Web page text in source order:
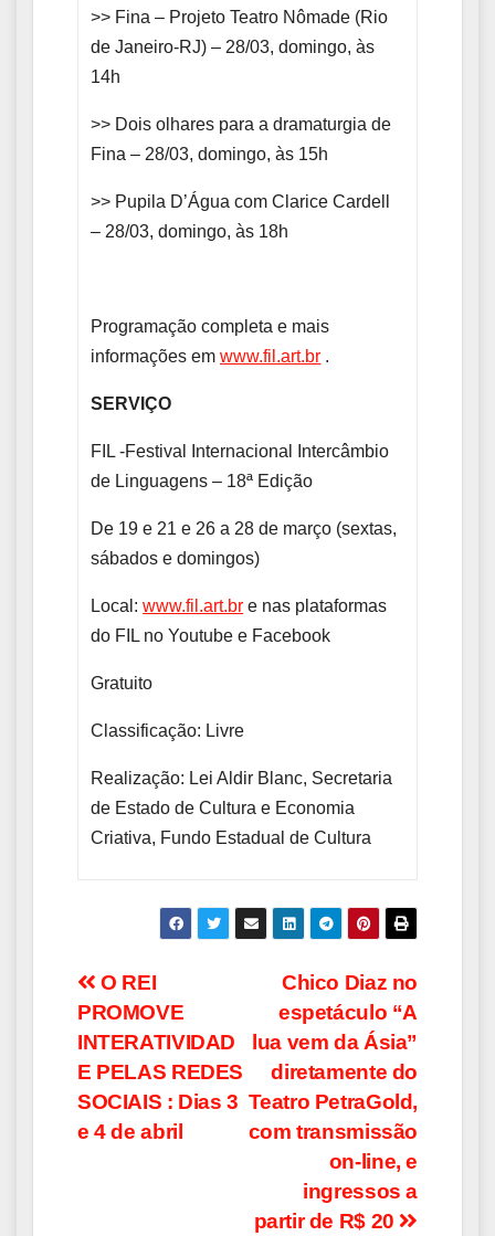
>> Fina – Projeto Teatro Nômade (Rio
de Janeiro-RJ) – 28/03, domingo, às
14h
>> Dois olhares para a dramaturgia de
Fina – 28/03, domingo, às 15h
>> Pupila D’Água com Clarice Cardell
– 28/03, domingo, às 18h
Programação completa e mais
informações emwww.fil.art.br .
SERVIÇO
FIL -Festival Internacional Intercâmbio
de Linguagens – 18ª Edição
De 19 e 21 e 26 a 28 de março (sextas,
sábados e domingos)
Local:www.fil.art.br e nas plataformas
do FIL no Youtube e Facebook
Gratuito
Classificação: Livre
Realização: Lei Aldir Blanc, Secretaria
de Estado de Cultura e Economia
Criativa, Fundo Estadual de Cultura
Navegação
de
Post
Chico Diaz no
espetáculo “A
lua vem da Ásia”
diretamente do
Teatro PetraGold,
com transmissão
on-line, e
ingressos a
partir de R$ 20
O REI
PROMOVE
INTERATIVIDAD
E PELAS REDES
SOCIAIS : Dias 3
e 4 de abril